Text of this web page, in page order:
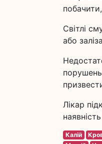
Світлі
або
Лікар
Калій